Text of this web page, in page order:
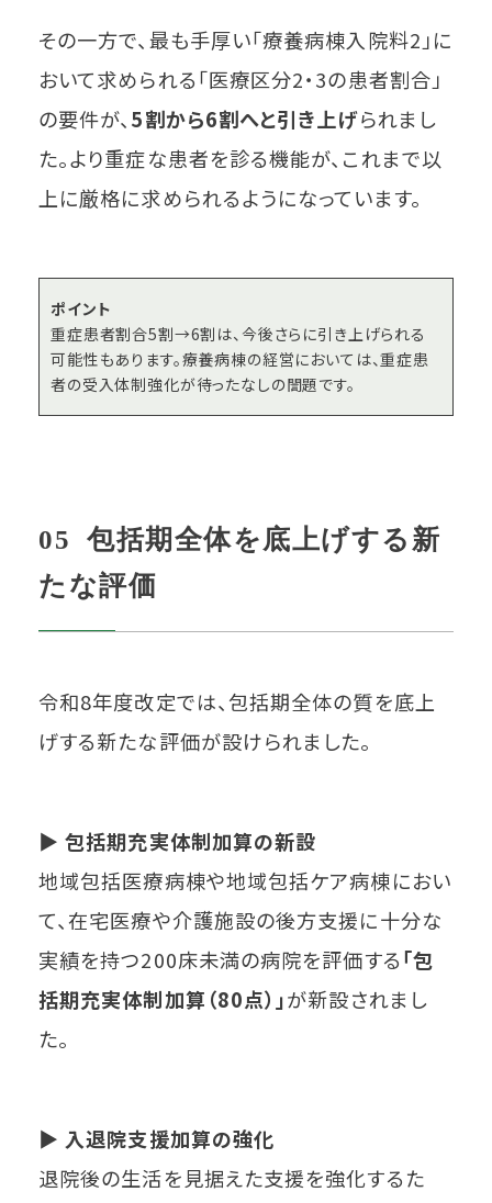
その一方で、最も手厚い「療養病棟入院料2」に
おいて求められる「医療区分2・3の患者割合」
の要件が、5割から6割へと引き上げられまし
た。より重症な患者を診る機能が、これまで以
上に厳格に求められるようになっています。
ポイント
重症患者割合5割→6割は、今後さらに引き上げられる
可能性もあります。療養病棟の経営においては、重症患
者の受入体制強化が待ったなしの誾題です。
05 包括期全体を底上げする新
たな評価
令和8年度改定では、包括期全体の質を底上
げする新たな評価が設けられました。
▶包括期充実体制加算の新設
地域包括医療病棟や地域包括ケア病棟におい
て、在宅医療や介護施設の後方支援に十分な
実績を持つ200床未満の病院を評価する「包
括期充実体制加算（80点）」が新設されまし
た。
▶ 入退院支援加算の強化
退院後の生活を見据えた支援を強化するた